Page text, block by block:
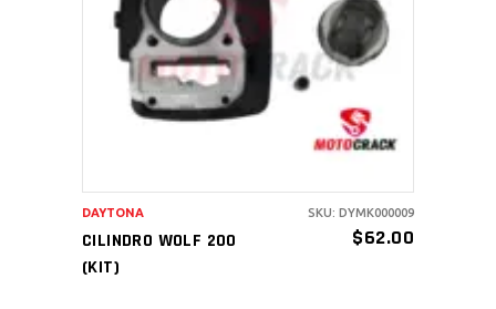
AÑADIR AL CARRITO
CILINDRO WOLF 200
(KIT)
$62.00
DAYTONA SKU: DYMK000009